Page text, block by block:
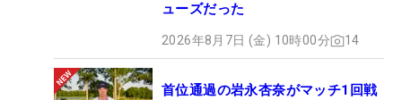
ューズだった
2026年8月7日 (金) 10時00分 14
首位通過の岩永杏奈がマッチ1回戦